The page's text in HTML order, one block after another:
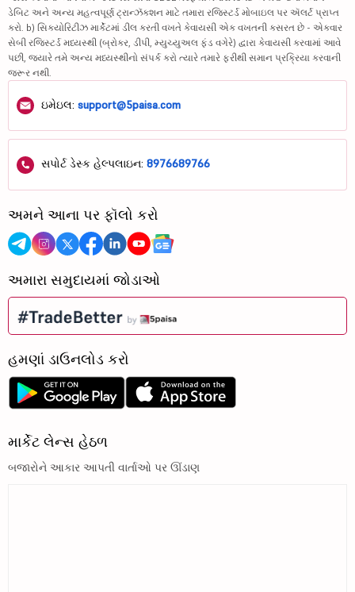
ડેબિટ અને અન્ય મહત્વપૂર્ણ ટ્રાન્ઝૅક્શન માટે તમારા રજિસ્ટર્ડ મોબાઇલ પર ઍલર્ટ પ્રાપ્ત
કરો. b) સિક્યોરિટીઝ માર્કેટમાં ડીલ કરતી વખતે કેવાયસી એક વખતની કસરત છે - એકવાર
સેબી રજિસ્ટર્ડ મધ્યસ્થી (બ્રોકર, ડીપી, મ્યુચ્યુઅલ ફંડ વગેરે) દ્વારા કેવાયસી કરવામાં આવે
પછી, જ્યારે તમે અન્ય મધ્યસ્થીનો સંપર્ક કરો ત્યારે તમારે ફરીથી સમાન પ્રક્રિયા કરવાની
જરૂર નથી.
ઇમેઇલ: support@5paisa.com
સપોર્ટ ડેસ્ક હેલ્પલાઇન: 8976689766
અમને આના પર ફૉલો કરો
અમારા સમુદાયમાં જોડાઓ
હમણાં ડાઉનલોડ કરો
માર્કેટ લેન્સ હેઠળ
બજારોને આકાર આપતી વાર્તાઓ પર ઊંડાણ